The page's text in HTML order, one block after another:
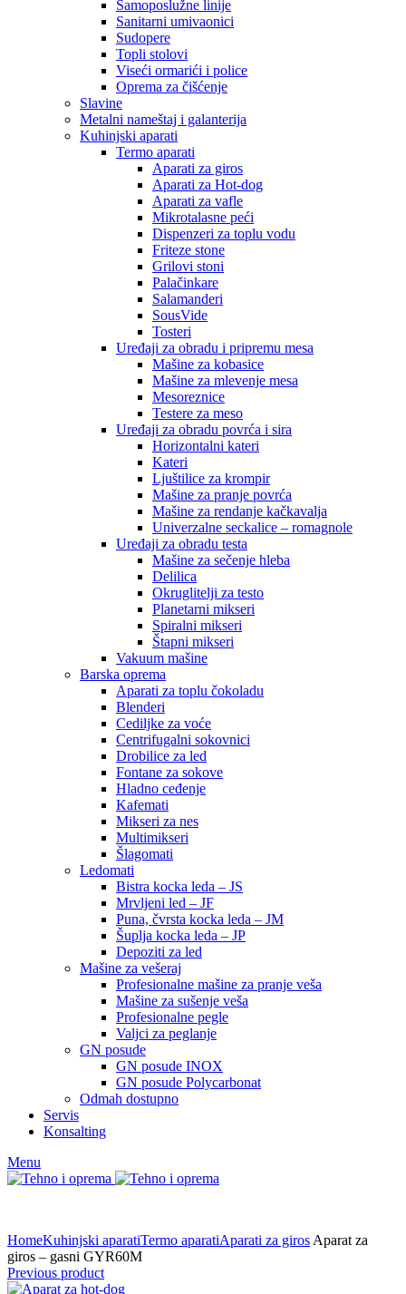
Samoposlužne linije
Sanitarni umivaonici
Sudopere
Topli stolovi
Viseći ormarići i police
Oprema za čišćenje
Slavine
Metalni nameštaj i galanterija
Kuhinjski aparati
Termo aparati
Aparati za giros
Aparati za Hot-dog
Aparati za vafle
Mikrotalasne peći
Dispenzeri za toplu vodu
Friteze stone
Grilovi stoni
Palačinkare
Salamanderi
SousVide
Tosteri
Uređaji za obradu i pripremu mesa
Mašine za kobasice
Mašine za mlevenje mesa
Mesoreznice
Testere za meso
Uređaji za obradu povrća i sira
Horizontalni kateri
Kateri
Ljuštilice za krompir
Mašine za pranje povrća
Mašine za rendanje kačkavalja
Univerzalne seckalice – romagnole
Uređaji za obradu testa
Mašine za sečenje hleba
Delilica
Okruglitelji za testo
Planetarni mikseri
Spiralni mikseri
Štapni mikseri
Vakuum mašine
Barska oprema
Aparati za toplu čokoladu
Blenderi
Cediljke za voće
Centrifugalni sokovnici
Drobilice za led
Fontane za sokove
Hladno ceđenje
Kafemati
Mikseri za nes
Multimikseri
Šlagomati
Ledomati
Bistra kocka leda – JS
Mrvljeni led – JF
Puna, čvrsta kocka leda – JM
Šuplja kocka leda – JP
Depoziti za led
Mašine za vešeraj
Profesionalne mašine za pranje veša
Mašine za sušenje veša
Profesionalne pegle
Valjci za peglanje
GN posude
GN posude INOX
GN posude Polycarbonat
Odmah dostupno
Servis
Konsalting
Menu
HomeKuhinjski aparatiTermo aparatiAparati za giros Aparat za
giros – gasni GYR60M
Previous product